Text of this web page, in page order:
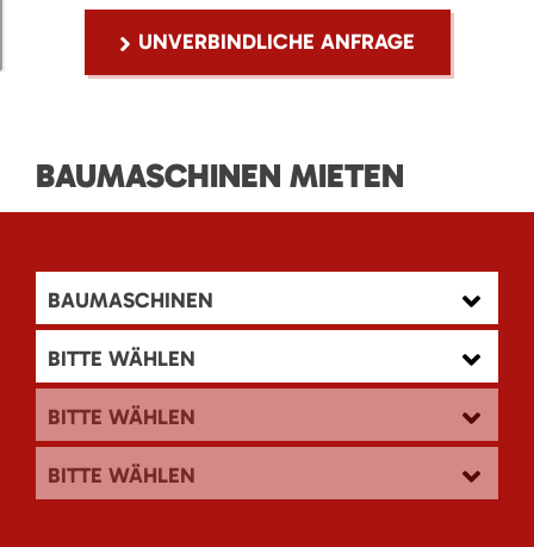
UNVERBINDLICHE ANFRAGE
BAUMASCHINEN MIETEN
BAUMASCHINEN
BITTE WÄHLEN
BITTE WÄHLEN
BITTE WÄHLEN